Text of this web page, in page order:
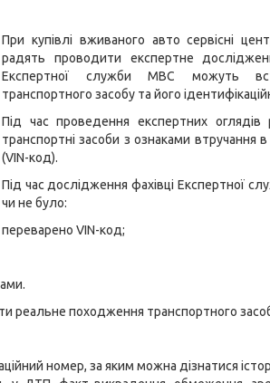
При купівлі вживаного авто сервісні
радять проводити експертне
Експертної служби МВС можуть
транспортного засобу та його
Під час проведення експертних оглядів
транспортні засоби з ознаками втручання
(VIN-код).
Під час дослідження фахівці Експертної
чи не було:
переварено VIN-код;
реальне походження транспортного
номер, за яким можна дізнатися